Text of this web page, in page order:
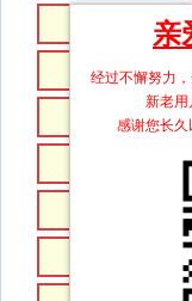
2
亲
经过不懈努力
新老用
感谢您长久